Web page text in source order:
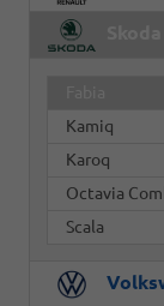
Kamiq
Karoq
Octavia
Scala